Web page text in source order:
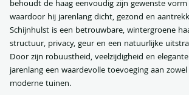
behoudt de haag eenvoudig zijn gewenste
waardoor hij jarenlang dicht, gezond en
Schijnhulst is een betrouwbare, wintergroene
structuur, privacy, geur en een natuurlijke
Door zijn robuustheid, veelzijdigheid en
jarenlang een waardevolle toevoeging aan zowel
moderne tuinen.